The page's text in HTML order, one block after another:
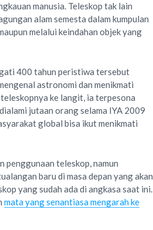
manusia. Teleskop tak lain
alam semesta dalam kumpulan
melalui keindahan objek yang
400 tahun peristiwa tersebut
astronomi dan menikmati
ke langit, ia terpesona
jutaan orang selama IYA 2009
global bisa ikut menikmati
penggunaan teleskop, namun
baru di masa depan yang akan
yang sudah ada di angkasa saat ini.
mata yang senantiasa mengarah ke